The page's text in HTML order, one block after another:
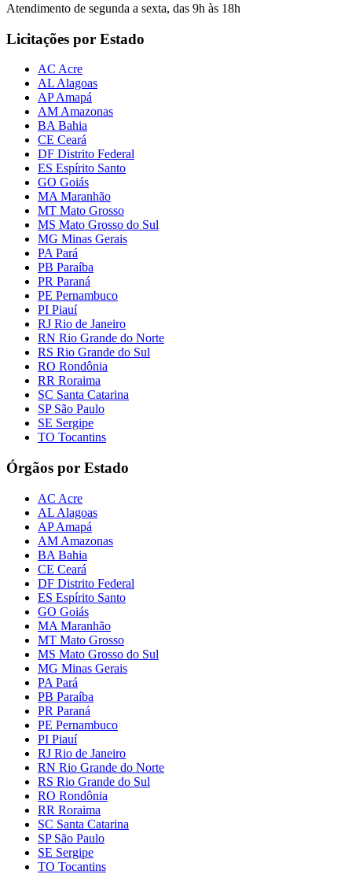
Atendimento de segunda a sexta, das 9h às 18h
Licitações por Estado
AC Acre
AL Alagoas
AP Amapá
AM Amazonas
BA Bahia
CE Ceará
DF Distrito Federal
ES Espírito Santo
GO Goiás
MA Maranhão
MT Mato Grosso
MS Mato Grosso do Sul
MG Minas Gerais
PA Pará
PB Paraíba
PR Paraná
PE Pernambuco
PI Piauí
RJ Rio de Janeiro
RN Rio Grande do Norte
RS Rio Grande do Sul
RO Rondônia
RR Roraima
SC Santa Catarina
SP São Paulo
SE Sergipe
TO Tocantins
Órgãos por Estado
AC Acre
AL Alagoas
AP Amapá
AM Amazonas
BA Bahia
CE Ceará
DF Distrito Federal
ES Espírito Santo
GO Goiás
MA Maranhão
MT Mato Grosso
MS Mato Grosso do Sul
MG Minas Gerais
PA Pará
PB Paraíba
PR Paraná
PE Pernambuco
PI Piauí
RJ Rio de Janeiro
RN Rio Grande do Norte
RS Rio Grande do Sul
RO Rondônia
RR Roraima
SC Santa Catarina
SP São Paulo
SE Sergipe
TO Tocantins